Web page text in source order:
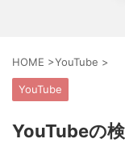
HOME >YouTube >
YouTube
YouTubeの